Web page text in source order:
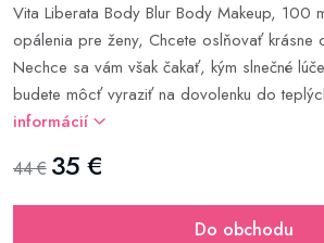
Vita Liberata Body Blur Body Makeup, 100
opálenia pre ženy, Chcete oslňovať krásne
Nechce sa vám však čakať, kým slnečné
budete môcť vyraziť na dovolenku do
informácií
44 € 35 €
Do obchodu